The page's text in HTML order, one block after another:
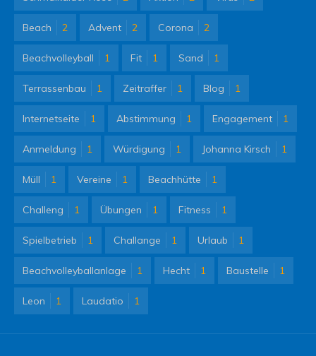
Beach 2 Advent 2 Corona 2
Beachvolleyball 1 Fit 1 Sand 1
Terrassenbau 1 Zeitraffer 1 Blog 1
Internetseite 1 Abstimmung 1 Engagement 1
Anmeldung 1 Würdigung 1 Johanna Kirsch 1
Müll 1 Vereine 1 Beachhütte 1
Challeng 1 Übungen 1 Fitness 1
Spielbetrieb 1 Challange 1 Urlaub 1
Beachvolleyballanlage 1 Hecht 1 Baustelle 1
Leon 1 Laudatio 1